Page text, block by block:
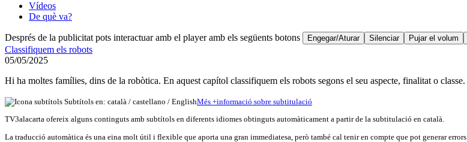
Vídeos
De què va?
Després de la publicitat pots interactuar amb el player amb els següents botons Engegar/Aturar Silenciar Pujar el volum
Classifiquem els robots
05/05/2025
Hi ha moltes famílies, dins de la robòtica. En aquest capítol classifiquem els robots segons el seu aspecte, finalitat o classe.
Subtítols en: català / castellano / EnglishMés +informació sobre subtitulació
TV3alacarta ofereix alguns continguts amb subtítols en diferents idiomes obtinguts automàticament a partir de la subtitulació en català.
La traducció automàtica és una eina molt útil i flexible que aporta una gran immediatesa, però també cal tenir en compte que pot generar errors.